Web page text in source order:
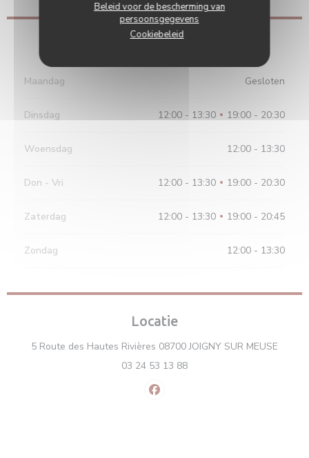
Beleid voor de bescherming van
persoonsgegevens
Cookiebeleid
Maandag Gesloten
Dinsdag 12:00 - 13:30 • 19:00 - 20:30
Woensdag 12:00 - 13:30
Don - Vri 12:00 - 13:30 • 19:00 - 20:30
Zaterdag 12:00 - 13:30 • 19:00 - 20:45
Zondag 12:00 - 13:30
Locatie
5 Route des Hautes Rivières 08700 JOIGNY SUR MEUSE
03 24 53 13 88
Facebook ((opent in een nieuw